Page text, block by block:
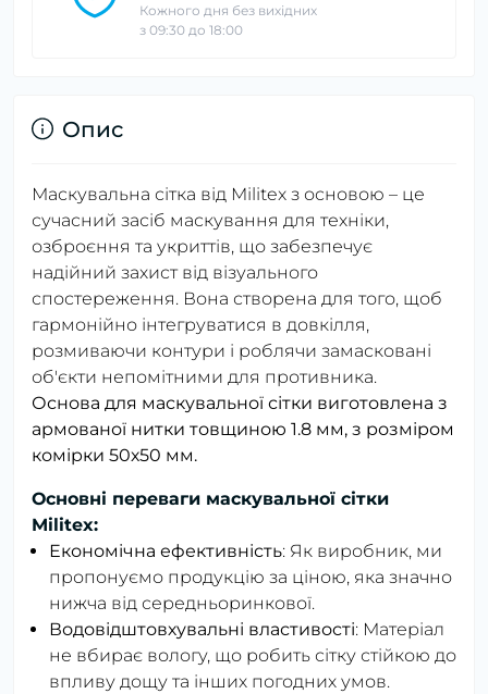
Кожного дня без вихідних
з 09:30 до 18:00
Опис
Маскувальна сітка від Militex з основою – це
сучасний засіб маскування для техніки,
озброєння та укриттів, що забезпечує
надійний захист від візуального
спостереження. Вона створена для того, щоб
гармонійно інтегруватися в довкілля,
розмиваючи контури і роблячи замасковані
об'єкти непомітними для противника.
Основа для маскувальної сітки виготовлена ​​з
армованої нитки товщиною 1.8 мм, з розміром
комірки 50х50 мм.
Основні переваги маскувальної сітки
Militex:
Економічна ефективність: Як виробник, ми
пропонуємо продукцію за ціною, яка значно
нижча від середньоринкової.
Водовідштовхувальні властивості: Матеріал
не вбирає вологу, що робить сітку стійкою до
впливу дощу та інших погодних умов.